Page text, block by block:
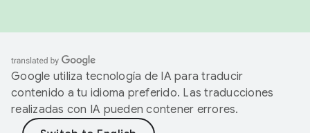
Google utiliza tecnología de IA para traducir
contenido a tu idioma preferido. Las traducciones
realizadas con IA pueden contener errores.